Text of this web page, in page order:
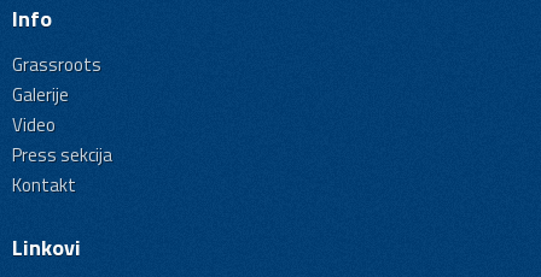
Info
Grassroots
Galerije
Video
Press sekcija
Kontakt
Linkovi